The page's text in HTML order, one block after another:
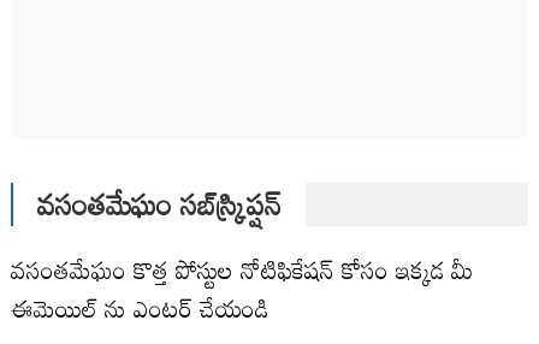
వసంతమేఘం సబ్‌స్క్రిప్షన్
వసంతమేఘం కొత్త పోస్టుల నోటిఫికేషన్ కోసం ఇక్కడ మీ
ఈమెయిల్ ను ఎంటర్ చేయండి